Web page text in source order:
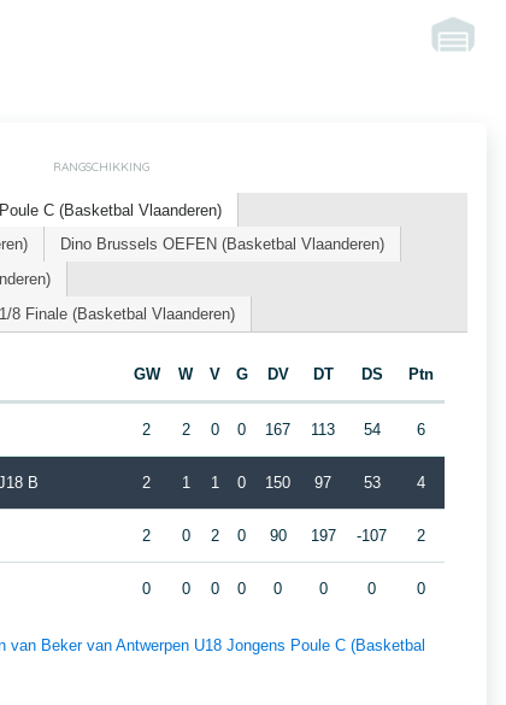
RANGSCHIKKING
C (Basketbal Vlaanderen)
Dino Brussels OEFEN (Basketbal Vlaanderen)
8 Finale (Basketbal Vlaanderen)
GW W V G DV DT DS Ptn
2 2 0 0 167 113 54 6
B 2 1 1 0 150 97 53 4
2 0 2 0 90 197 -107 2
0 0 0 0 0 0 0 0
van Beker van Antwerpen U18 Jongens Poule C (Basketbal